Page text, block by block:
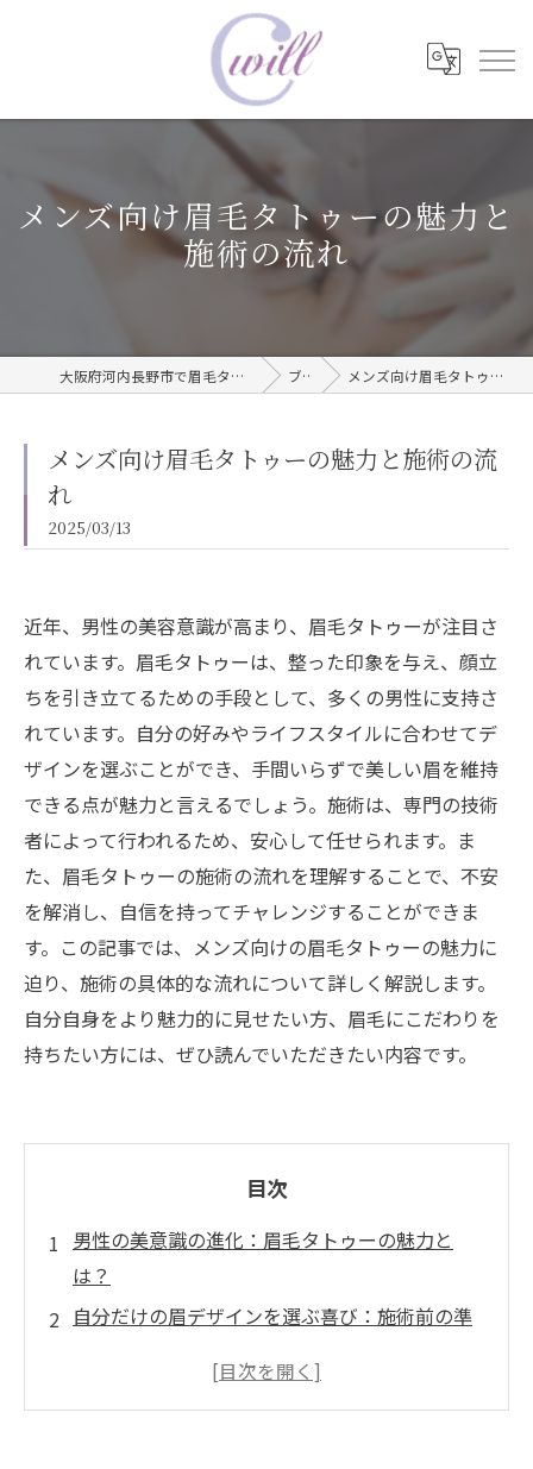
メンズ向け眉毛タトゥーの魅力と
施術の流れ
大阪府河内長野市で眉毛タトゥーならwill care サロン ブログ メンズ向け眉毛タトゥーの魅力と施術の流れ
メンズ向け眉毛タトゥーの魅力と施術の流
れ
2025/03/13
近年、男性の美容意識が高まり、眉毛タトゥーが注目さ
れています。眉毛タトゥーは、整った印象を与え、顔立
ちを引き立てるための手段として、多くの男性に支持さ
れています。自分の好みやライフスタイルに合わせてデ
ザインを選ぶことができ、手間いらずで美しい眉を維持
できる点が魅力と言えるでしょう。施術は、専門の技術
者によって行われるため、安心して任せられます。ま
た、眉毛タトゥーの施術の流れを理解することで、不安
を解消し、自信を持ってチャレンジすることができま
す。この記事では、メンズ向けの眉毛タトゥーの魅力に
迫り、施術の具体的な流れについて詳しく解説します。
自分自身をより魅力的に見せたい方、眉毛にこだわりを
持ちたい方には、ぜひ読んでいただきたい内容です。
目次
男性の美意識の進化：眉毛タトゥーの魅力と
は？
自分だけの眉デザインを選ぶ喜び：施術前の準
施術の流れを理解する：眉毛タトゥーの実際